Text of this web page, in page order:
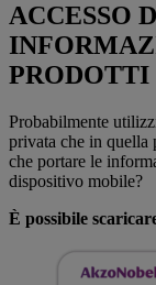
ACCESSO
PRODOTTI
Probabilmente
privata che in quella
che portare le
dispositivo mobile?
È possibile